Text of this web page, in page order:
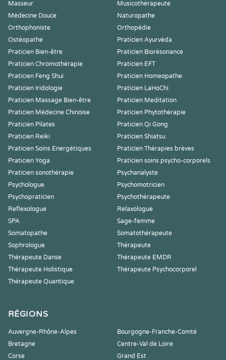
Masseur
Musicothérapeute
Médecine Douce
Naturopathe
Orthophoniste
Orthopédie
Ostéopathe
Praticien Ayurvéda
Praticien Bien-être
Praticien Biorésonance
Praticien Chromothérapie
Praticien EFT
Praticien Feng Shui
Praticien Homeopathe
Praticien Iridologie
Praticien LaHoChi
Praticien Massage Bien-être
Praticien Meditation
Praticien Médecine Chinoise
Praticien Phytothérapie
Praticien Pilates
Praticien Qi Gong
Praticien Reiki
Praticien Shiatsu
Praticien Soins Energétiques
Praticien Thérapies brèves
Praticien Yoga
Praticien soins psycho-corporels
Praticien sonothérapie
Psychanalyste
Psychologue
Psychomotricien
Psychopraticien
Psychothérapeute
Reflexologue
Relaxologue
SPA
Sage-femme
Somatopathe
Somatothérapeute
Sophrologue
Thérapeute
Thérapeute Danse
Thérapeute EMDR
Thérapeute Holistique
Thérapeute Psychocorporel
Thérapeute Quantique
RÉGIONS
Auvergne-Rhône-Alpes
Bourgogne-Franche-Comté
Bretagne
Centre-Val de Loire
Corse
Grand Est